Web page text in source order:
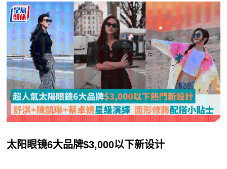
太阳眼镜6大品牌$3,000以下新设计